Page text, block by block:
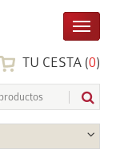
TU CESTA (0)